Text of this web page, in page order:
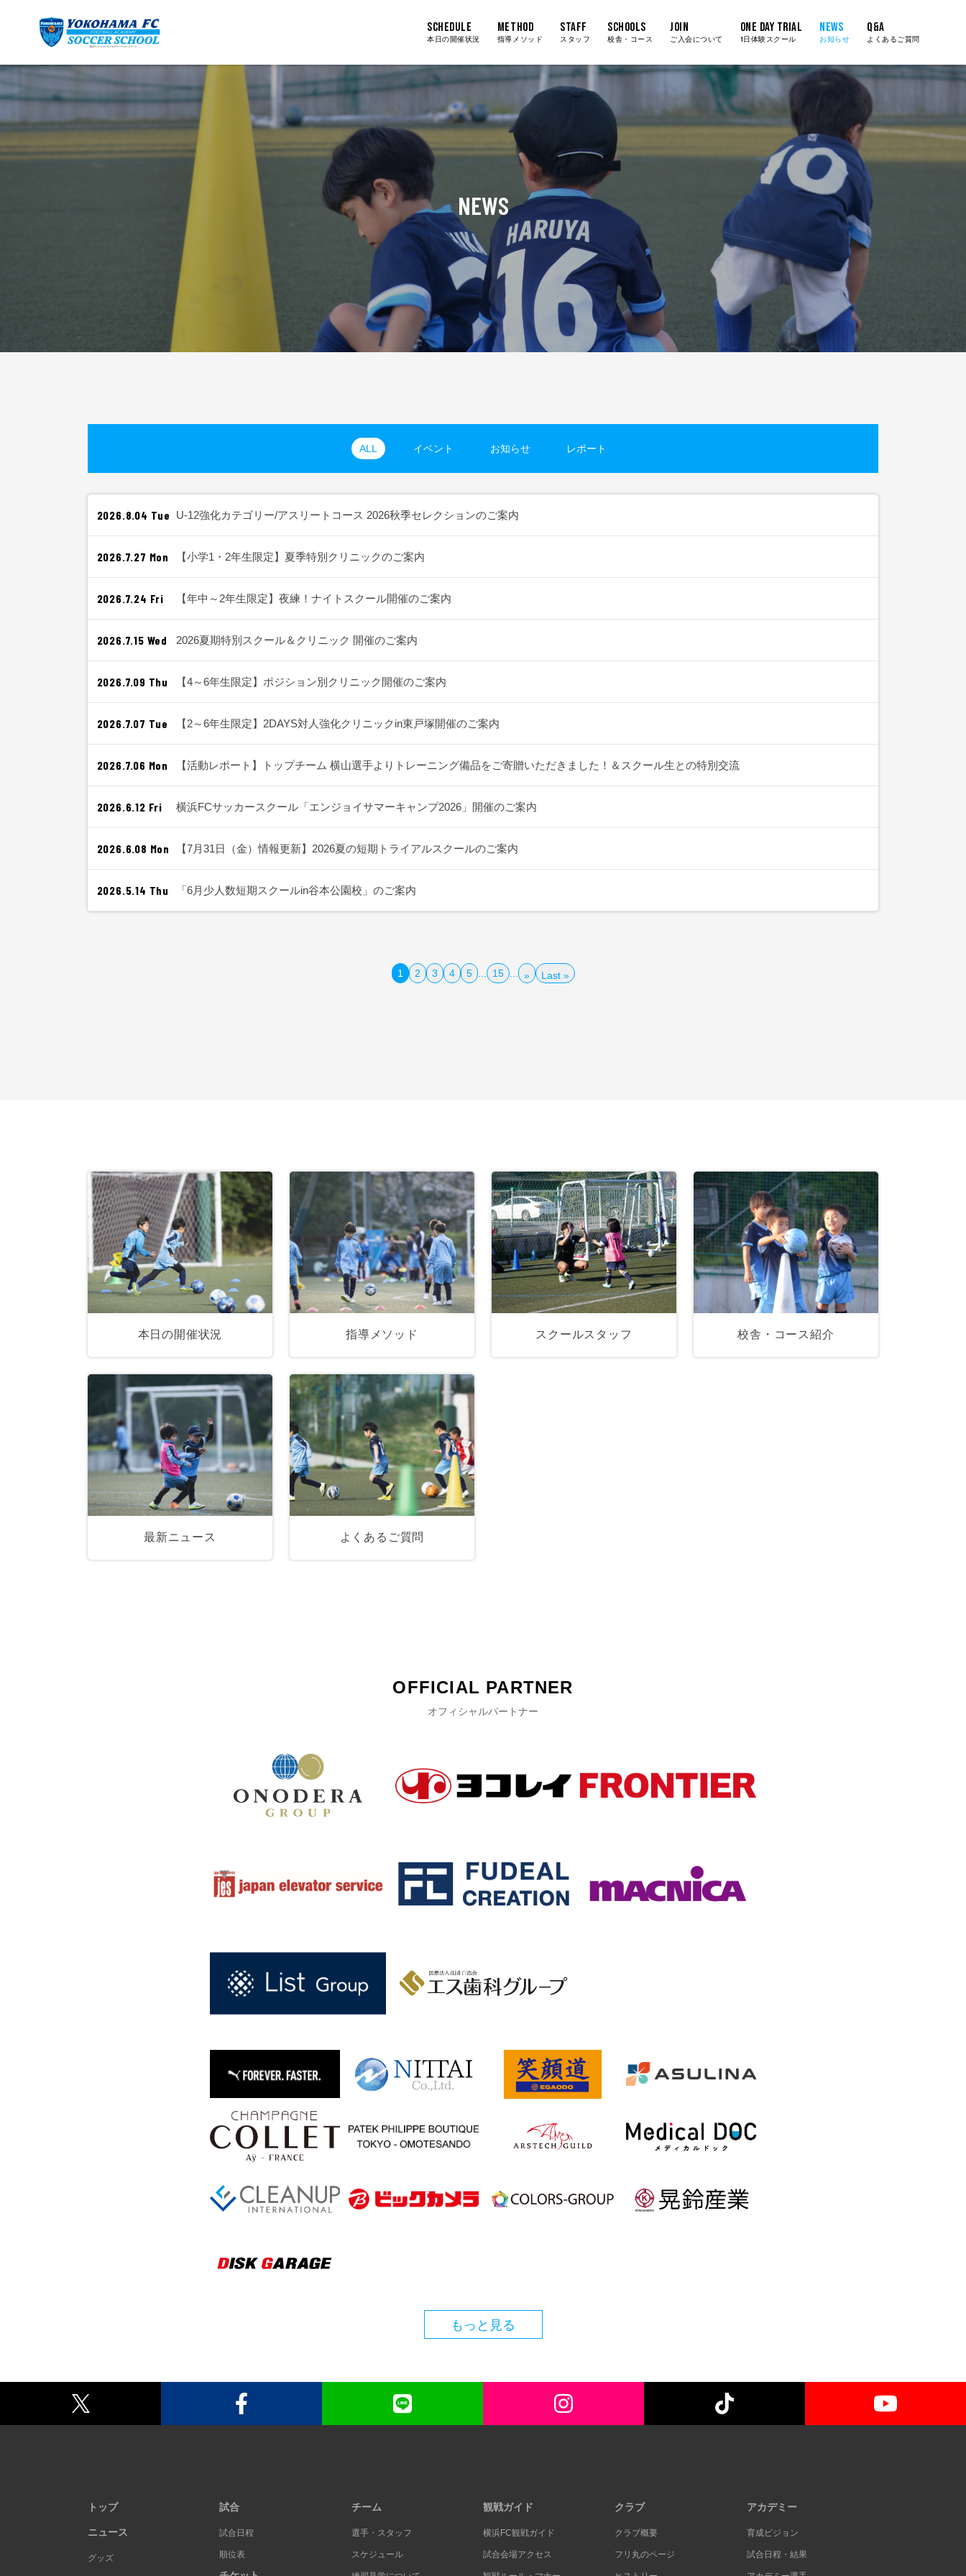
SCHEDULE
本日の開催状況
METHOD
指導メソッド
STAFF
スタッフ
SCHOOLS
校舎・コース
JOIN
ご入会について
One day TRIAL
1日体験スクール
NEWS
お知らせ
Q&A
よくあるご質問
NEWS
ALL イベント お知らせ レポート
2026.8.04 Tue U-12強化カテゴリー/アスリートコース 2026秋季セレクションのご案内
2026.7.27 Mon 【小学1・2年生限定】夏季特別クリニックのご案内
2026.7.24 Fri 【年中～2年生限定】夜練！ナイトスクール開催のご案内
2026.7.15 Wed 2026夏期特別スクール＆クリニック 開催のご案内
2026.7.09 Thu 【4～6年生限定】ポジション別クリニック開催のご案内
2026.7.07 Tue 【2～6年生限定】2DAYS対人強化クリニックin東戸塚開催のご案内
2026.7.06 Mon 【活動レポート】トップチーム 横山選手よりトレーニング備品をご寄贈いただきました！＆スクール生との特別交流
2026.6.12 Fri 横浜FCサッカースクール「エンジョイサマーキャンプ2026」開催のご案内
2026.6.08 Mon 【7月31日（金）情報更新】2026夏の短期トライアルスクールのご案内
2026.5.14 Thu 「6月少人数短期スクールin谷本公園校」のご案内
1 2 3 4 5 ... 15 ... » Last »
本日の開催状況 指導メソッド スクールスタッフ 校舎・コース紹介
最新ニュース よくあるご質問
OFFICIAL PARTNER
オフィシャルパートナー
もっと見る
トップ
ニュース
グッズ
試合
試合日程
順位表
チーム
選手・スタッフ
スケジュール
観戦ガイド
横浜FC観戦ガイド
試合会場アクセス
クラブ
クラブ概要
フリ丸のページ
アカデミー
育成ビジョン
試合日程・結果